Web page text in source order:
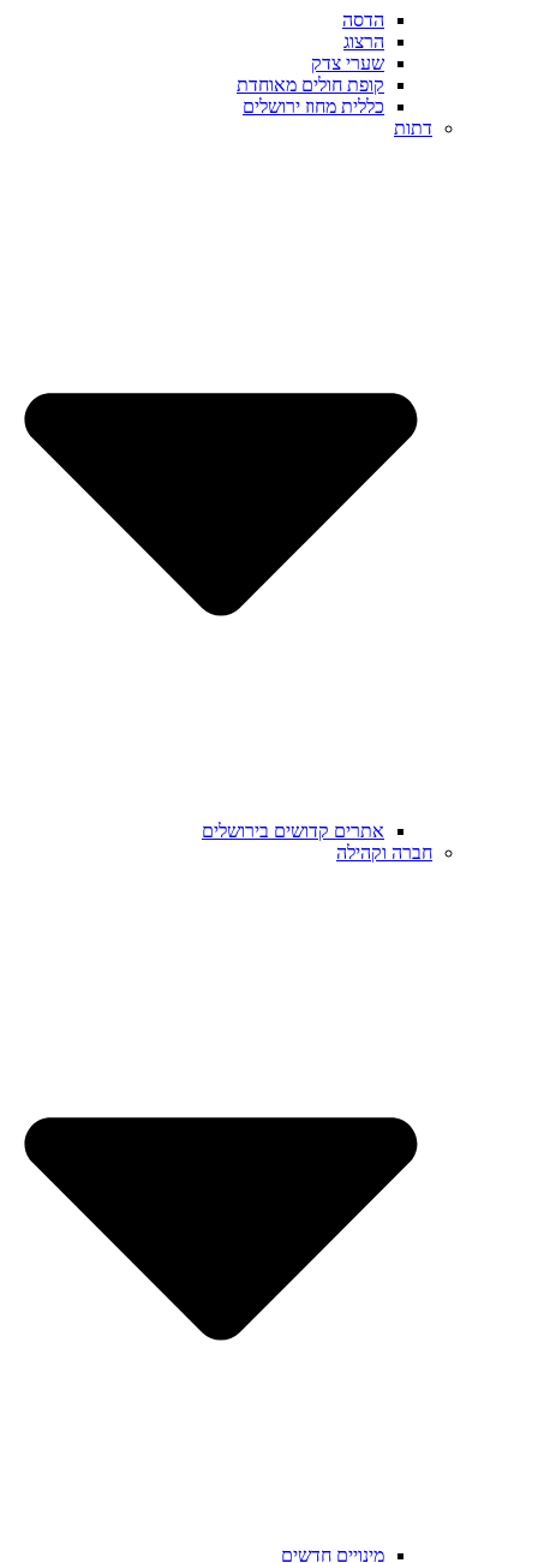
הדסה
הרצוג
שערי צדק
קופת חולים מאוחדת
כללית מחוז ירושלים
דתות
אתרים קדושים בירושלים
חברה וקהילה
מינויים חדשים